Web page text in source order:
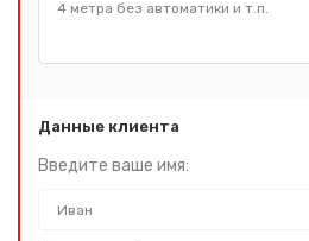
Данные клиента
Введите ваше имя: